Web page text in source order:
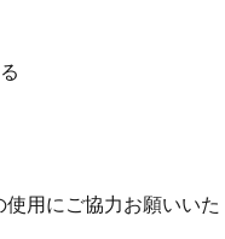
用にご協力お願いいた